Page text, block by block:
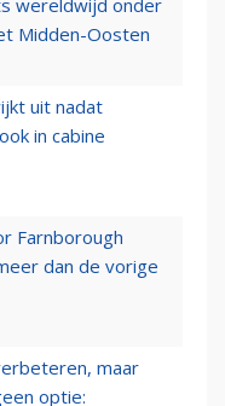
wereldwijd onder
Midden-Oosten
uit nadat
in cabine
Farnborough
dan de vorige
maar
optie: